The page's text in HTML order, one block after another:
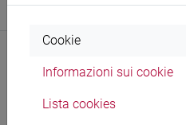
Cookie
Informazioni sui cookie
Lista cookies